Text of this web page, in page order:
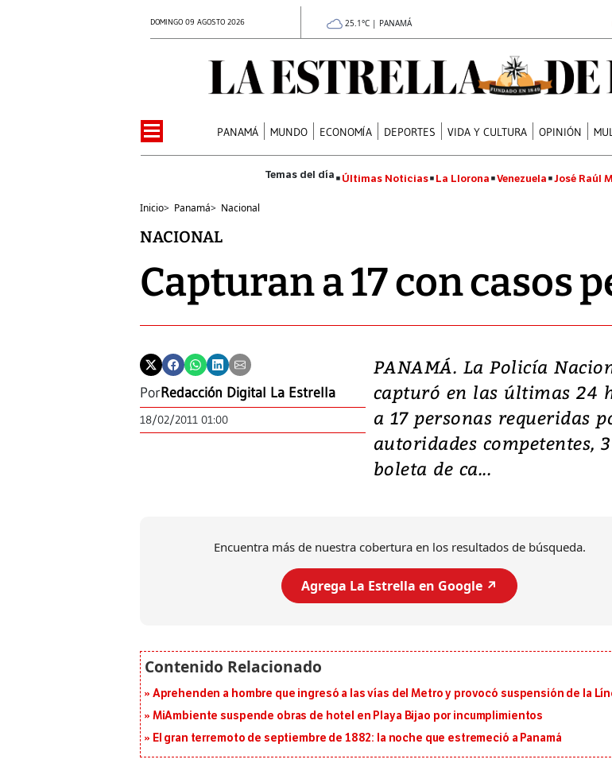
DOMINGO 09 AGOSTO 2026 25.1°C | PANAMÁ
PANAMÁ MUNDO ECONOMÍA DEPORTES VIDA Y CULTURA OPINIÓN
Últimas Noticias La Llorona Venezuela José Raúl
Inicio> Panamá> Nacional
NACIONAL
Capturan a 17 con casos
PorRedacción Digital La Estrella
18/02/2011 01:00
PANAMÁ. La Policía
capturó en las últimas 24
a 17 personas requeridas
autoridades competentes,
boleta de ca...
Encuentra más de nuestra cobertura en los resultados de búsqueda.
Agrega La Estrella en Google ↗️
Aprehenden a hombre que ingresó a las vías del Metro y provocó suspensión de la
MiAmbiente suspende obras de hotel en Playa Bijao por incumplimientos
El gran terremoto de septiembre de 1882: la noche que estremeció a Panamá
Video: Lula lanza
candidatura con
promesas de
en defensa,
tierras raras
Entre recuerdos y escuetas
da Silva, oficializó este
candidatura...